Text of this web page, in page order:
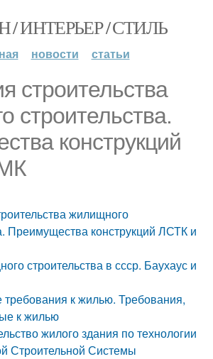
/ ИНТЕРЬЕР / СТИЛЬ
новости статьи
строительства
строительства.
конструкций
жилищного
Преимущества конструкций ЛСТК и
строительства в ссср. Баухаус и
к жилью. Требования,
к жилью
жилого здания по технологии
Строительной Системы